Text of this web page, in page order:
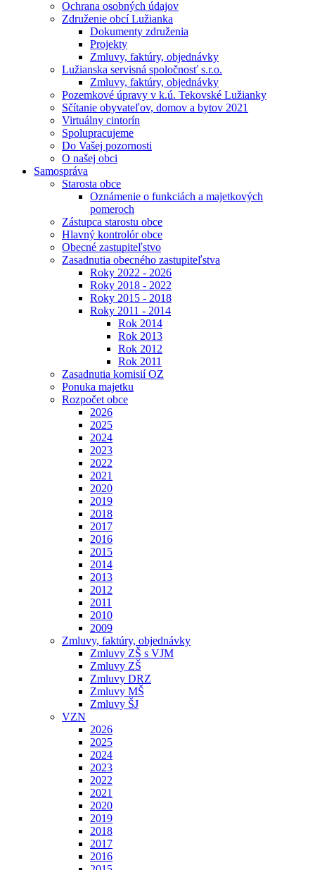
Ochrana osobných údajov
Združenie obcí Lužianka
Dokumenty združenia
Projekty
Zmluvy, faktúry, objednávky
Lužianska servisná spoločnosť s.r.o.
Zmluvy, faktúry, objednávky
Pozemkové úpravy v k.ú. Tekovské Lužianky
Sčítanie obyvateľov, domov a bytov 2021
Virtuálny cintorín
Spolupracujeme
Do Vašej pozornosti
O našej obci
Samospráva
Starosta obce
Oznámenie o funkciách a majetkových
pomeroch
Zástupca starostu obce
Hlavný kontrolór obce
Obecné zastupiteľstvo
Zasadnutia obecného zastupiteľstva
Roky 2022 - 2026
Roky 2018 - 2022
Roky 2015 - 2018
Roky 2011 - 2014
Rok 2014
Rok 2013
Rok 2012
Rok 2011
Zasadnutia komisií OZ
Ponuka majetku
Rozpočet obce
2026
2025
2024
2023
2022
2021
2020
2019
2018
2017
2016
2015
2014
2013
2012
2011
2010
2009
Zmluvy, faktúry, objednávky
Zmluvy ZŠ s VJM
Zmluvy ZŠ
Zmluvy DRZ
Zmluvy MŠ
Zmluvy ŠJ
VZN
2026
2025
2024
2023
2022
2021
2020
2019
2018
2017
2016